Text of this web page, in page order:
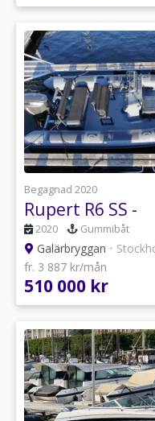
Begagnad 2020
Rupert R6 SS -
2020 Gummibåt
Galärbryggan •
fr. 3 887 kr/mån
510 000 kr